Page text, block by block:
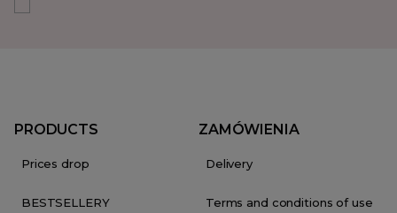
PRODUCTS
Prices drop
BESTSELLERY
ZAMÓWIENIA
Delivery
Terms and conditions of use